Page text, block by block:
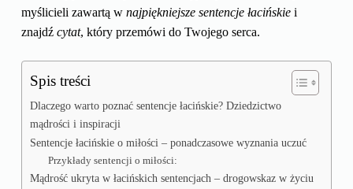
myślicieli zawartą w najpiękniejsze sentencje łacińskiei
znajdź cytat, który przemówi do Twojego serca.
Spis treści
Dlaczego warto poznać sentencje łacińskie? Dziedzictwo
mądrości i inspiracji
Sentencje łacińskie o miłości – ponadczasowe wyznania uczuć
Przykłady sentencji o miłości:
Mądrość ukryta w łacińskich sentencjach – drogowskaz w życiu